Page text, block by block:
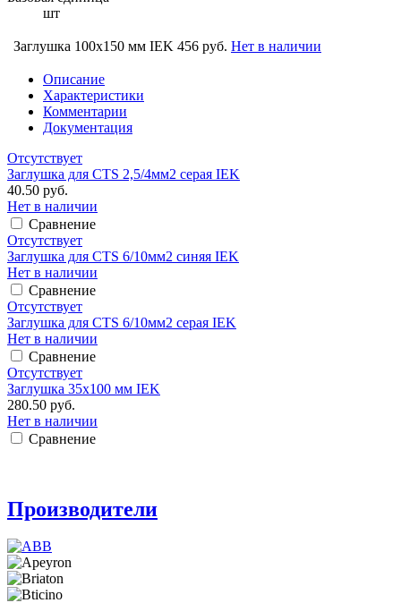
шт
Заглушка 100х150 мм IEK 456 руб. Нет в наличии
Описание
Характеристики
Комментарии
Документация
Отсутствует
Заглушка для CTS 2,5/4мм2 серая IEK
40.50 руб.
Нет в наличии
Сравнение
Отсутствует
Заглушка для CTS 6/10мм2 синяя IEK
Нет в наличии
Сравнение
Отсутствует
Заглушка для CTS 6/10мм2 серая IEK
Нет в наличии
Сравнение
Отсутствует
Заглушка 35х100 мм IEK
280.50 руб.
Нет в наличии
Сравнение
Производители